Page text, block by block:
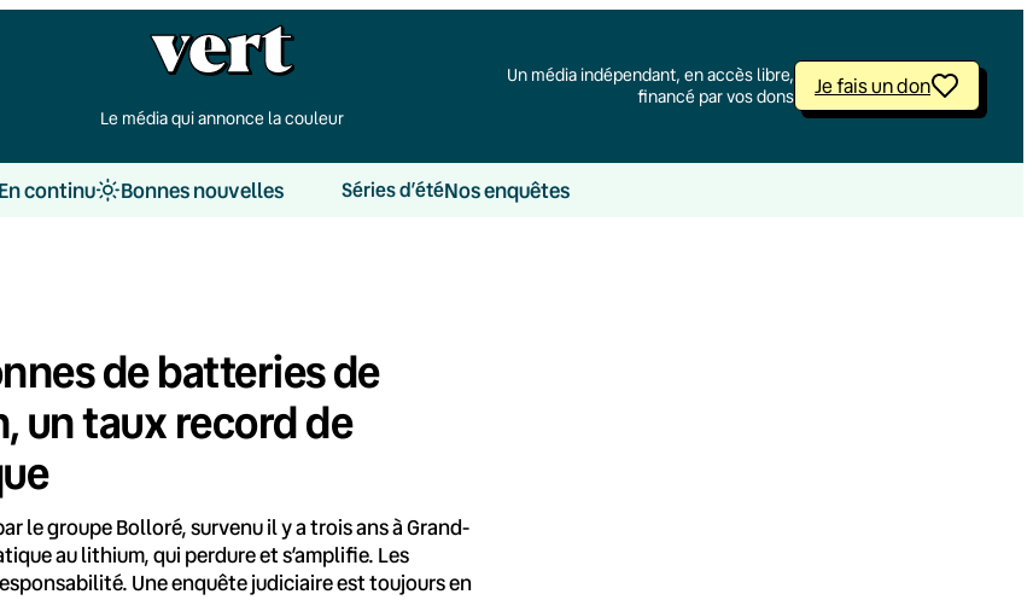
Le média qui annonce la couleur
Un média indépendant, en accès libre,
financé par vos dons
Je fais un don
En continu Bonnes nouvelles Séries d’étéNos enquêtes
de batteries de
un taux record de
le groupe Bolloré, survenu il y a trois ans à Grand-
au lithium, qui perdure et s’amplifie. Les
Une enquête judiciaire est toujours en